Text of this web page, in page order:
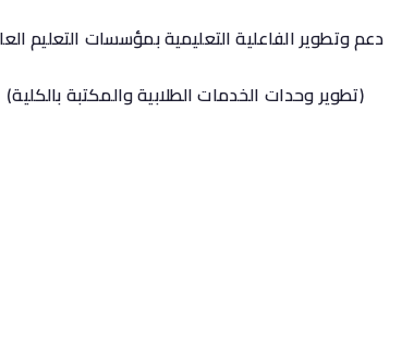
دعم وتطوير الفاعلية التعليمية بمؤسسات التعليم
(تطوير وحدات الخدمات الطلابية والمكتبة بالكلية)